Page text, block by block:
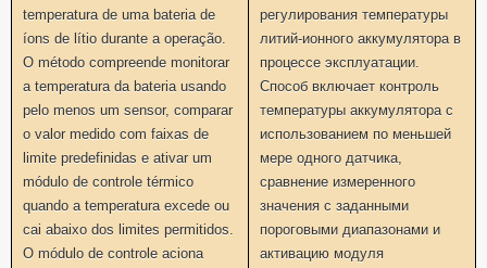
temperatura de uma bateria de
íons de lítio durante a operação.
O método compreende monitorar
a temperatura da bateria usando
pelo menos um sensor, comparar
o valor medido com faixas de
limite predefinidas e ativar um
módulo de controle térmico
quando a temperatura excede ou
cai abaixo dos limites permitidos.
O módulo de controle aciona
регулирования температуры
литий-ионного аккумулятора в
процессе эксплуатации.
Способ включает контроль
температуры аккумулятора с
использованием по меньшей
мере одного датчика,
сравнение измеренного
значения с заданными
пороговыми диапазонами и
активацию модуля